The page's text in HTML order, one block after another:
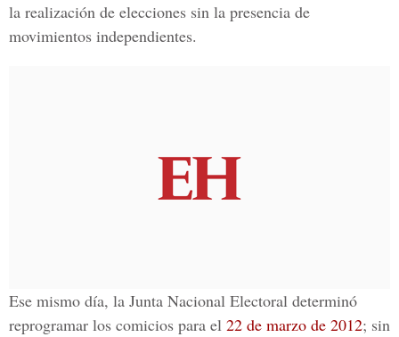
la realización de elecciones sin la presencia de
movimientos independientes.
Ese mismo día, la Junta Nacional Electoral determinó
reprogramar los comicios para el 22 de marzo de 2012; sin